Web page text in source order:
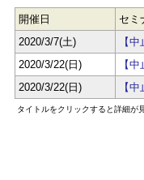
開催日
セミ
2020/3/7(土)
【
2020/3/22(日)
【
2020/3/22(日)
【
タイトルをクリックすると詳細が